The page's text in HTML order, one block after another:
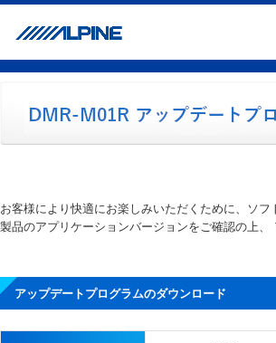
お客様により快適にお楽しみいただくために、ソ
製品のアプリケーションバージョンをご確認の上
アップデートプログラムのダウンロード